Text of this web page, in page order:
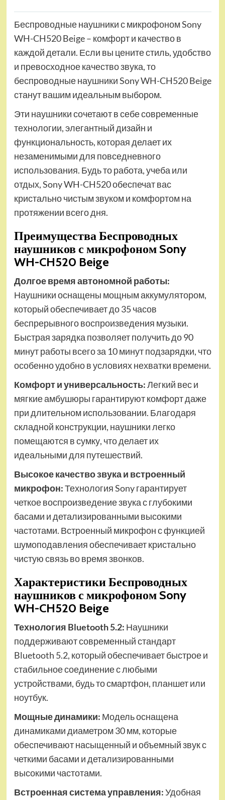
Беспроводные наушники с микрофоном Sony
WH-CH520 Beige – комфорт и качество в
каждой детали. Если вы цените стиль, удобство
и превосходное качество звука, то
беспроводные наушники Sony WH-CH520 Beige
станут вашим идеальным выбором.
Эти наушники сочетают в себе современные
технологии, элегантный дизайн и
функциональность, которая делает их
незаменимыми для повседневного
использования. Будь то работа, учеба или
отдых, Sony WH-CH520 обеспечат вас
кристально чистым звуком и комфортом на
протяжении всего дня.
Преимущества Беспроводных
наушников с микрофоном Sony
WH-CH520 Beige
Долгое время автономной работы:
Наушники оснащены мощным аккумулятором,
который обеспечивает до 35 часов
беспрерывного воспроизведения музыки.
Быстрая зарядка позволяет получить до 90
минут работы всего за 10 минут подзарядки, что
особенно удобно в условиях нехватки времени.
Комфорт и универсальность:Легкий вес и
мягкие амбушюры гарантируют комфорт даже
при длительном использовании. Благодаря
складной конструкции, наушники легко
помещаются в сумку, что делает их
идеальными для путешествий.
Высокое качество звука и встроенный
микрофон:Технология Sony гарантирует
четкое воспроизведение звука с глубокими
басами и детализированными высокими
частотами. Встроенный микрофон с функцией
шумоподавления обеспечивает кристально
чистую связь во время звонков.
Характеристики Беспроводных
наушников с микрофоном Sony
WH-CH520 Beige
Технология Bluetooth 5.2: Наушники
поддерживают современный стандарт
Bluetooth 5.2, который обеспечивает быстрое и
стабильное соединение с любыми
устройствами, будь то смартфон, планшет или
ноутбук.
Мощные динамики: Модель оснащена
динамиками диаметром 30 мм, которые
обеспечивают насыщенный и объемный звук с
четкими басами и детализированными
высокими частотами.
Встроенная система управления:Удобная